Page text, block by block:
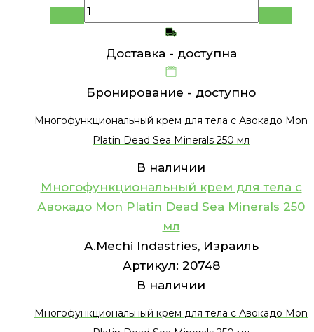
Доставка - доступна
Бронирование - доступно
Многофункциональный крем для тела с Авокадо Mon
Platin Dead Sea Minerals 250 мл
В наличии
Многофункциональный крем для тела с
Авокадо Mon Platin Dead Sea Minerals 250
мл
A.Mechi Indastries, Израиль
Артикул: 20748
В наличии
Многофункциональный крем для тела с Авокадо Mon